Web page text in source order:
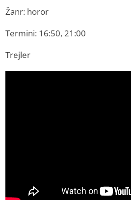
Žanr: horor
Termini: 16:50, 21:00
Trejler